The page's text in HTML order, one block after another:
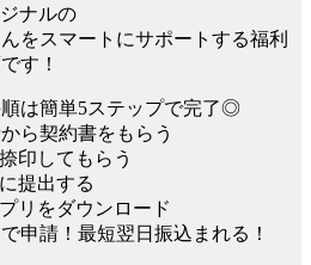
ナルの
をスマートにサポートする福利
す！
は簡単5ステップで完了◎
ら契約書をもらう
印してもらう
提出する
リをダウンロード
申請！最短翌日振込まれる！